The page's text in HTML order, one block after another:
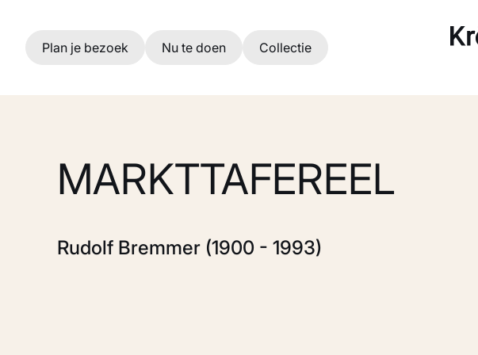
Ga naar hoofdinhoud
Plan je bezoek Nu te doen Collectie
MARKTTAFEREEL
Rudolf Bremmer (1900 - 1993)